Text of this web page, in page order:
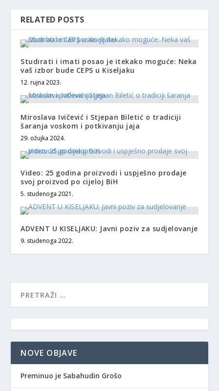
RELATED POSTS
Studirati i imati posao je itekako moguće: Neka
vaš izbor bude CEPS u Kiseljaku
12. rujna 2023.
Miroslava Ivičević i Stjepan Biletić o tradiciji
šaranja voskom i potkivanju jaja
29. ožujka 2024.
Video: 25 godina proizvodi i uspješno prodaje
svoj proizvod po cijeloj BiH
5. studenoga 2021.
ADVENT U KISELJAKU: Javni poziv za sudjelovanje
9. studenoga 2022.
NOVE OBJAVE
Preminuo je Sabahudin Grošo